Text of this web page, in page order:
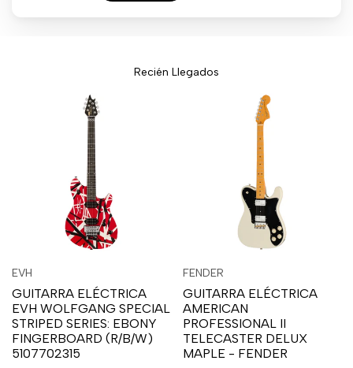
Recién Llegados
sesión
para
usar
la
lista
para
usar
Compare
Proveedor:
EVH
GUITARRA ELÉCTRICA
EVH WOLFGANG SPECIAL
STRIPED SERIES: EBONY
FINGERBOARD (R/B/W)
5107702315
sesión
para
usar
la
lista
sesión
para
usar
Compare
Vista
Proveedor:
FENDER
GUITARRA ELÉCTRICA
AMERICAN
PROFESSIONAL II
TELECASTER DELUX
MAPLE - FENDER